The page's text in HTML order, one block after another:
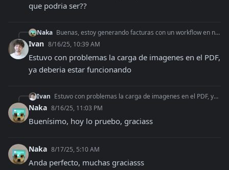
que podria ser??
Naka Buenas, estoy generando facturas con un workflow en n8n, pero cuando descargo el pdf, sale sin el qr, saben que podria ser??
Ivan 8/16/25, 10:39 AM
Estuvo con problemas la carga de imagenes en el PDF,
ya deberia estar funcionando
Ivan Estuvo con problemas la carga de imagenes en el PDF, ya deberia estar funcionando
Naka 8/16/25, 11:03 PM
Buenísimo, hoy lo pruebo, graciass
Naka 8/17/25, 5:10 AM
Anda perfecto, muchas graciasss